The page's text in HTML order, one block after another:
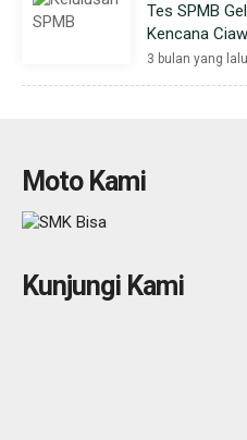
Tes SPMB
Kencana
3 bulan yang lalu
Moto Kami
Kunjungi Kami